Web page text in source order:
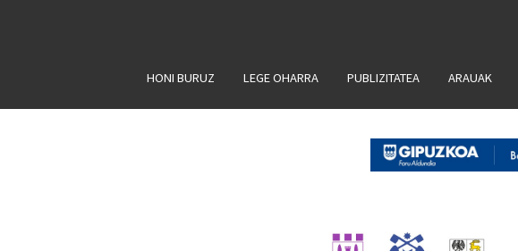
HONI BURUZ LEGE OHARRA PUBLIZITATEA ARAUAK